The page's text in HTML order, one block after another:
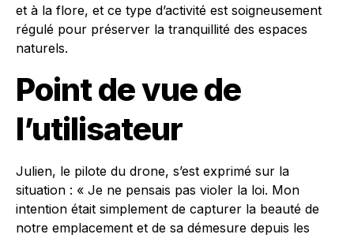
et à la flore, et ce type d’activité est soigneusement
régulé pour préserver la tranquillité des espaces
naturels.
Point de vue de
l’utilisateur
Julien, le pilote du drone, s’est exprimé sur la
situation : « Je ne pensais pas violer la loi. Mon
intention était simplement de capturer la beauté de
notre emplacement et de sa démesure depuis les